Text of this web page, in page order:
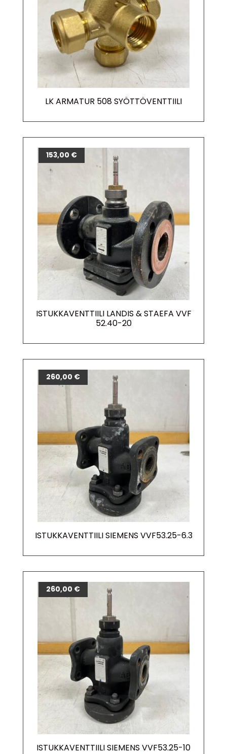
LK ARMATUR 508 SYÖTTÖVENTTIILI
ISTUKKAVENTTIILI LANDIS & STAEFA VVF
52.40-20
153,00 €
ISTUKKAVENTTIILI SIEMENS VVF53.25-6.3
260,00 €
ISTUKKAVENTTIILI SIEMENS VVF53.25-10
260,00 €